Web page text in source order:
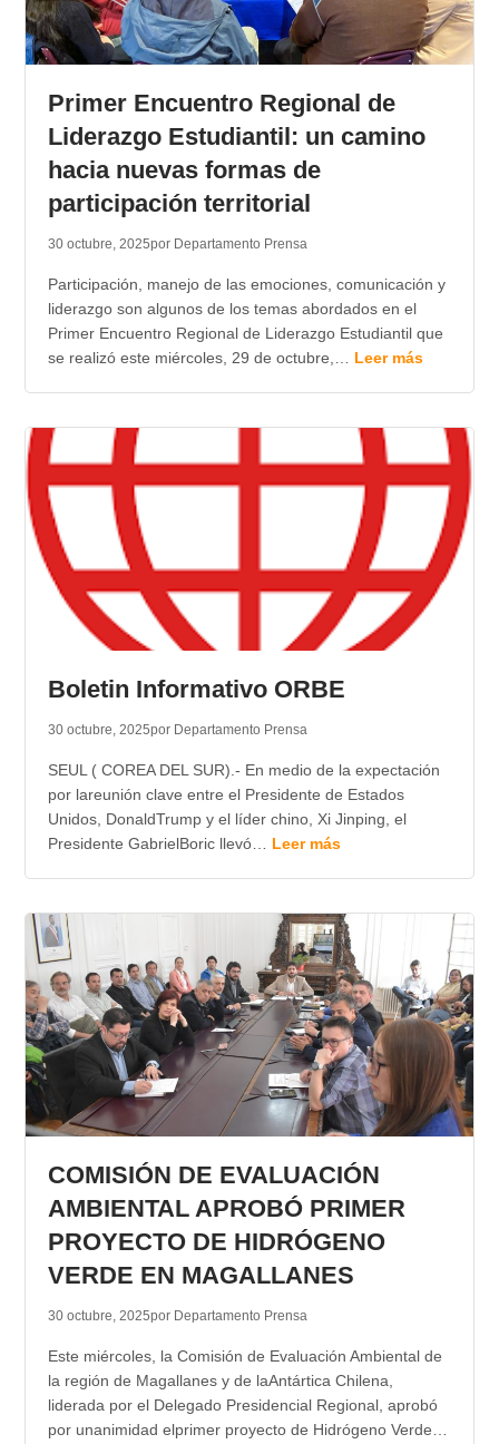
Primer Encuentro Regional de
Liderazgo Estudiantil: un camino
hacia nuevas formas de
participación territorial
30 octubre, 2025por Departamento Prensa
Participación, manejo de las emociones, comunicación y
liderazgo son algunos de los temas abordados en el
Primer Encuentro Regional de Liderazgo Estudiantil que
se realizó este miércoles, 29 de octubre,… Leer más
Boletin Informativo ORBE
30 octubre, 2025por Departamento Prensa
SEUL ( COREA DEL SUR).- En medio de la expectación
por lareunión clave entre el Presidente de Estados
Unidos, DonaldTrump y el líder chino, Xi Jinping, el
Presidente GabrielBoric llevó… Leer más
COMISIÓN DE EVALUACIÓN
AMBIENTAL APROBÓ PRIMER
PROYECTO DE HIDRÓGENO
VERDE EN MAGALLANES
30 octubre, 2025por Departamento Prensa
Este miércoles, la Comisión de Evaluación Ambiental de
la región de Magallanes y de laAntártica Chilena,
liderada por el Delegado Presidencial Regional, aprobó
por unanimidad elprimer proyecto de Hidrógeno Verde…